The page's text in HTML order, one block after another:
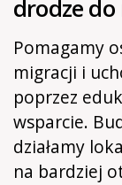
drodze do
Pomagamy
migracji i
poprzez
wsparcie.
działamy
na bardziej